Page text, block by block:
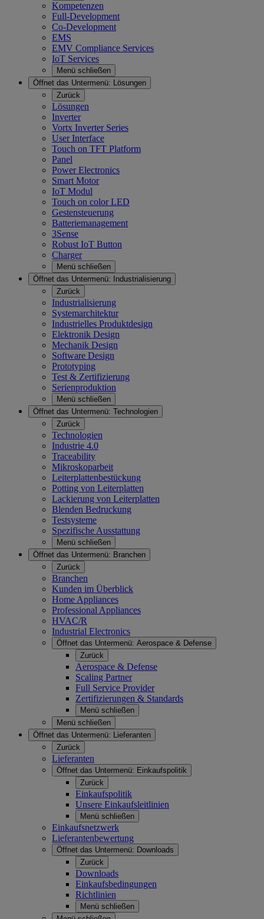
Kompetenzen
Full-Development
Co-Development
EMS
EMV Compliance Services
IoT Services
Menü schließen
Öffnet das Untermenü: Lösungen
Zurück
Lösungen
Inverter
Vortx Inverter Series
User Interface
Touch on TFT Platform
Panel
Power Electronics
Smart Motor
IoT Modul
Touch on color LED
Gestensteuerung
Batteriemanagement
3Sense
Robust IoT Button
Charger
Menü schließen
Öffnet das Untermenü:
Industrialisierung
Zurück
Industrialisierung
Systemarchitektur
Industrielles Produktdesign
Elektronik Design
Mechanik Design
Software Design
Prototyping
Test & Zertifizierung
Serienproduktion
Menü schließen
Öffnet das Untermenü: Technologien
Zurück
Technologien
Industrie 4.0
Traceability
Mikroskoparbeit
Leiterplattenbestückung
Potting von Leiterplatten
Lackierung von Leiterplatten
Blenden Bedruckung
Testsysteme
Spezifische Ausstattung
Menü schließen
Öffnet das Untermenü: Branchen
Zurück
Branchen
Kunden im Überblick
Home Appliances
Professional Appliances
HVAC/R
Industrial Electronics
Öffnet das Untermenü: Aerospace & Defense
Zurück
Aerospace & Defense
Scaling Partner
Full Service Provider
Zertifizierungen & Standards
Menü schließen
Menü schließen
Öffnet das Untermenü: Lieferanten
Zurück
Lieferanten
Öffnet das Untermenü: Einkaufspolitik
Zurück
Einkaufspolitik
Unsere Einkaufsleitlinien
Menü schließen
Einkaufsnetzwerk
Lieferantenbewertung
Öffnet das Untermenü: Downloads
Zurück
Downloads
Einkaufsbedingungen
Richtlinien
Menü schließen